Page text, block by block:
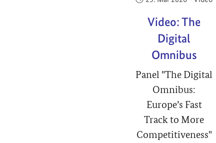
Video: The
Digital
Omnibus
Panel "The Digital
Omnibus:
Europe’s Fast
Track to More
Competitiveness"